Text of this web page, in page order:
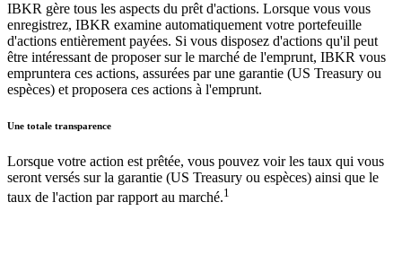
IBKR gère tous les aspects du prêt d'actions. Lorsque vous vous
enregistrez, IBKR examine automatiquement votre portefeuille
d'actions entièrement payées. Si vous disposez d'actions qu'il peut
être intéressant de proposer sur le marché de l'emprunt, IBKR vous
empruntera ces actions, assurées par une garantie (US Treasury ou
espèces) et proposera ces actions à l'emprunt.
Une totale transparence
Lorsque votre action est prêtée, vous pouvez voir les taux qui vous
seront versés sur la garantie (US Treasury ou espèces) ainsi que le
taux de l'action par rapport au marché.1